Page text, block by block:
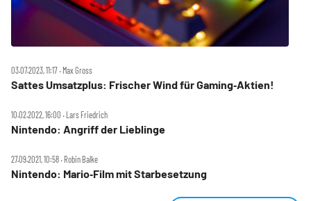
03.07.2023, 11:17 ‧ Max Gross
Sattes Umsatzplus: Frischer Wind für Gaming‑Aktien!
10.02.2022, 16:00 ‧ Lars Friedrich
Nintendo: Angriff der Lieblinge
27.09.2021, 10:58 ‧ Robin Balke
Nintendo: Mario‑Film mit Starbesetzung